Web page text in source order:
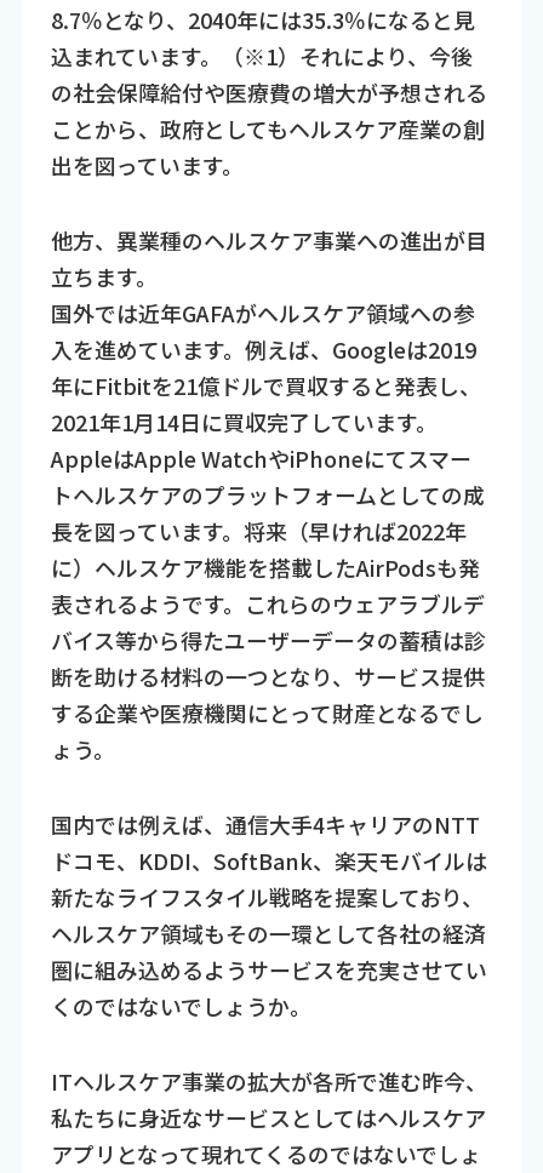
8.7％となり、2040年には35.3％になると見
込まれています。（※1）それにより、今後
の社会保障給付や医療費の増大が予想される
ことから、政府としてもヘルスケア産業の創
出を図っています。
他方、異業種のヘルスケア事業への進出が目
立ちます。
国外では近年GAFAがヘルスケア領域への参
入を進めています。例えば、Googleは2019
年にFitbitを21億ドルで買収すると発表し、
2021年1月14日に買収完了しています。
AppleはApple WatchやiPhoneにてスマー
トヘルスケアのプラットフォームとしての成
長を図っています。将来（早ければ2022年
に）ヘルスケア機能を搭載したAirPodsも発
表されるようです。これらのウェアラブルデ
バイス等から得たユーザーデータの蓄積は診
断を助ける材料の一つとなり、サービス提供
する企業や医療機関にとって財産となるでし
ょう。
国内では例えば、通信大手4キャリアのNTT
ドコモ、KDDI、SoftBank、楽天モバイルは
新たなライフスタイル戦略を提案しており、
ヘルスケア領域もその一環として各社の経済
圏に組み込めるようサービスを充実させてい
くのではないでしょうか。
ITヘルスケア事業の拡大が各所で進む昨今、
私たちに身近なサービスとしてはヘルスケア
アプリとなって現れてくるのではないでしょ